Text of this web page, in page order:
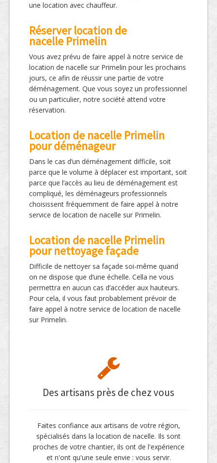
une location avec chauffeur.
Réserver location de
nacelle Primelin
Vous avez prévu de faire appel à notre service de
location de nacelle sur Primelin pour les prochains
jours, ce afin de réussir une partie de votre
déménagement. Que vous soyez un professionnel
ou un particulier, notre société attend votre
réservation.
Location de nacelle Primelin
pour déménageur
Dans le cas d’un déménagement difficile, soit
parce que le volume à déplacer est important, soit
parce que l’accès au lieu de déménagement est
compliqué, les déménageurs professionnels
choisissent fréquemment de faire appel à notre
service de location de nacelle sur Primelin.
Location de nacelle Primelin
pour nettoyage façade
Difficile de nettoyer sa façade soi-même quand
on ne dispose que d’une échelle. Cella ne vous
permettra en aucun cas d’accéder aux hauteurs.
Pour cela, il vous faut probablement prévoir de
faire appel à notre service de location de nacelle
sur Primelin.
Des artisans près de chez vous
Faites confiance aux artisans de votre région,
spécialisés dans la location de nacelle. Ils sont
proches de votre chantier, ils ont de l'expérience
et n'ont qu'une seule envie : vous servir.